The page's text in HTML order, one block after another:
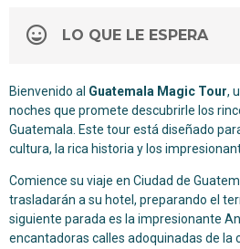
LO QUE LE ESPERA
Bienvenido al Guatemala Magic Tour,
noches que promete descubrirle los
Guatemala. Este tour está diseñado
cultura, la rica historia y los
Comience su viaje en Ciudad de
trasladarán a su hotel, preparando el
siguiente parada es la impresionante
encantadoras calles adoquinadas de la